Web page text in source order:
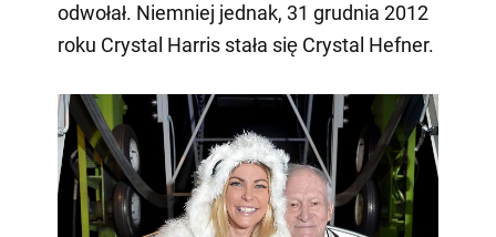
odwołał. Niemniej jednak, 31 grudnia 2012
roku Crystal Harris stała się Crystal Hefner.